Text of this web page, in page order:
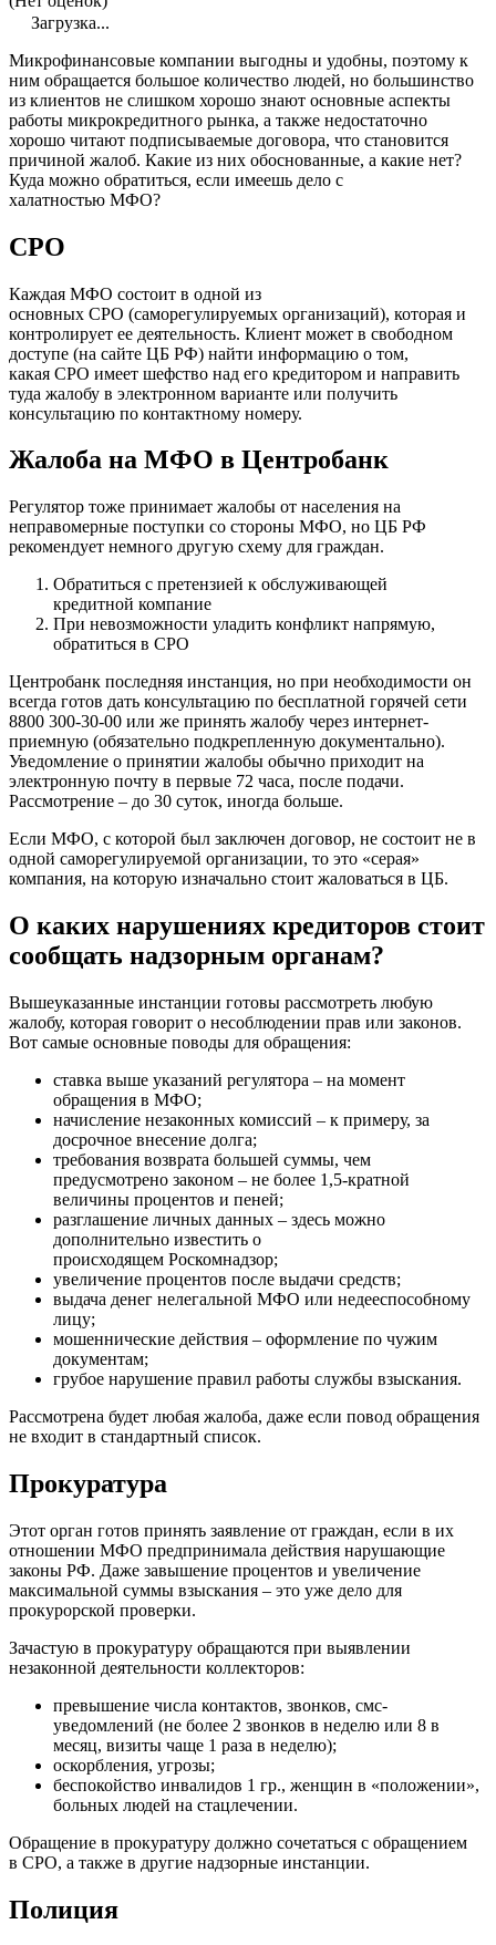
Загрузка...
Микрофинансовые компании выгодны и удобны, поэтому к
ним обращается большое количество людей, но большинство
из клиентов не слишком хорошо знают основные аспекты
работы микрокредитного рынка, а также недостаточно
хорошо читают подписываемые договора, что становится
причиной жалоб. Какие из них обоснованные, а какие нет?
Куда можно обратиться, если имеешь дело с
халатностью МФО?
СРО
Каждая МФО состоит в одной из
основных СРО (саморегулируемых организаций), которая и
контролирует ее деятельность. Клиент может в свободном
доступе (на сайте ЦБ РФ) найти информацию о том,
какая СРО имеет шефство над его кредитором и направить
туда жалобу в электронном варианте или получить
консультацию по контактному номеру.
Жалоба на МФО в Центробанк
Регулятор тоже принимает жалобы от населения на
неправомерные поступки со стороны МФО, но ЦБ РФ
рекомендует немного другую схему для граждан.
Обратиться с претензией к обслуживающей
кредитной компание
При невозможности уладить конфликт напрямую,
обратиться в СРО
Центробанк последняя инстанция, но при необходимости он
всегда готов дать консультацию по бесплатной горячей сети
8800 300-30-00 или же принять жалобу через интернет-
приемную (обязательно подкрепленную документально).
Уведомление о принятии жалобы обычно приходит на
электронную почту в первые 72 часа, после подачи.
Рассмотрение – до 30 суток, иногда больше.
Если МФО, с которой был заключен договор, не состоит не в
одной саморегулируемой организации, то это «серая»
компания, на которую изначально стоит жаловаться в ЦБ.
О каких нарушениях кредиторов стоит
сообщать надзорным органам?
Вышеуказанные инстанции готовы рассмотреть любую
жалобу, которая говорит о несоблюдении прав или законов.
Вот самые основные поводы для обращения:
ставка выше указаний регулятора – на момент
обращения в МФО;
начисление незаконных комиссий – к примеру, за
досрочное внесение долга;
требования возврата большей суммы, чем
предусмотрено законом – не более 1,5-кратной
величины процентов и пеней;
разглашение личных данных – здесь можно
дополнительно известить о
происходящем Роскомнадзор;
увеличение процентов после выдачи средств;
выдача денег нелегальной МФО или недееспособному
лицу;
мошеннические действия – оформление по чужим
документам;
грубое нарушение правил работы службы взыскания.
Рассмотрена будет любая жалоба, даже если повод обращения
не входит в стандартный список.
Прокуратура
Этот орган готов принять заявление от граждан, если в их
отношении МФО предпринимала действия нарушающие
законы РФ. Даже завышение процентов и увеличение
максимальной суммы взыскания – это уже дело для
прокурорской проверки.
Зачастую в прокуратуру обращаются при выявлении
незаконной деятельности коллекторов:
превышение числа контактов, звонков, смс-
уведомлений (не более 2 звонков в неделю или 8 в
месяц, визиты чаще 1 раза в неделю);
оскорбления, угрозы;
беспокойство инвалидов 1 гр., женщин в «положении»,
больных людей на стацлечении.
Обращение в прокуратуру должно сочетаться с обращением
в СРО, а также в другие надзорные инстанции.
Полиция